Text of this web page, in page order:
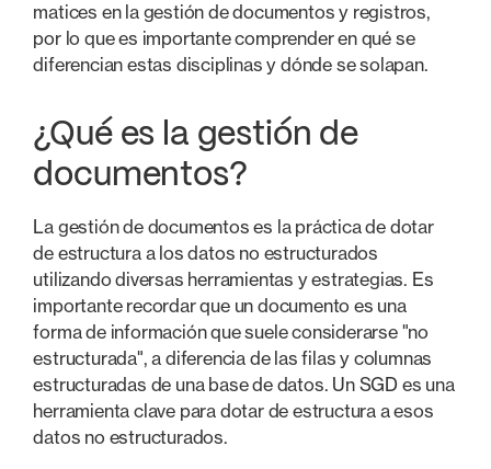
matices en la gestión de documentos y registros,
por lo que es importante comprender en qué se
diferencian estas disciplinas y dónde se solapan.
¿Qué es la gestión de
documentos?
La gestión de documentos es la práctica de dotar
de estructura a los datos no estructurados
utilizando diversas herramientas y estrategias. Es
importante recordar que un documento es una
forma de información que suele considerarse "no
estructurada", a diferencia de las filas y columnas
estructuradas de una base de datos. Un SGD es una
herramienta clave para dotar de estructura a esos
datos no estructurados.